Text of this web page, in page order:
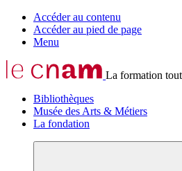
Accéder au contenu
Accéder au pied de page
Menu
La formation
Bibliothèques
Musée des Arts & Métiers
La fondation